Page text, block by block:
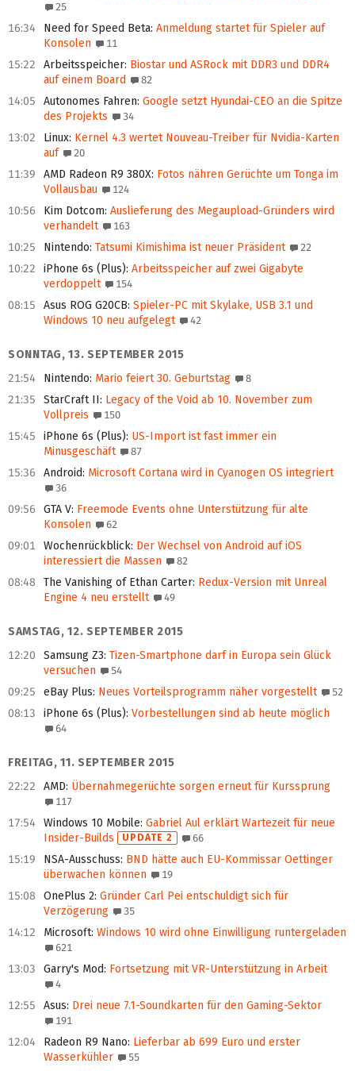
25
16:34 Need for Speed Beta: Anmeldung startet für Spieler auf
Konsolen
11
15:22 Arbeitsspeicher: Biostar und ASRock mit DDR3 und DDR4
auf einem Board
82
14:05 Autonomes Fahren: Google setzt Hyundai-CEO an die Spitze
des Projekts
34
13:02 Linux: Kernel 4.3 wertet Nouveau-Treiber für Nvidia-Karten
auf
20
11:39 AMD Radeon R9 380X: Fotos nähren Gerüchte um Tonga im
Vollausbau
124
10:56 Kim Dotcom: Auslieferung des Megaupload-Gründers wird
verhandelt
163
10:25 Nintendo: Tatsumi Kimishima ist neuer Präsident 22
10:22 iPhone 6s (Plus): Arbeitsspeicher auf zwei Gigabyte
verdoppelt
154
08:15 Asus ROG G20CB: Spieler-PC mit Skylake, USB 3.1 und
Windows 10 neu aufgelegt
42
SONNTAG, 13. SEPTEMBER 2015
21:54
Nintendo: Mario feiert 30. Geburtstag 8
21:35 StarCraft II: Legacy of the Void ab 10. November zum
Vollpreis
150
15:45 iPhone 6s (Plus): US-Import ist fast immer ein
Minusgeschäft
87
15:36 Android: Microsoft Cortana wird in Cyanogen OS integriert
36
09:56 GTA V: Freemode Events ohne Unterstützung für alte
Konsolen
62
09:01 Wochenrückblick: Der Wechsel von Android auf iOS
interessiert die Massen
82
08:48 The Vanishing of Ethan Carter: Redux-Version mit Unreal
Engine 4 neu erstellt
49
SAMSTAG, 12. SEPTEMBER 2015
12:20
Samsung Z3: Tizen-Smartphone darf in Europa sein Glück
versuchen
54
09:25 eBay Plus: Neues Vorteilsprogramm näher vorgestellt 52
08:13 iPhone 6s (Plus): Vorbestellungen sind ab heute möglich
64
FREITAG, 11. SEPTEMBER 2015
22:22
AMD: Übernahmegerüchte sorgen erneut für Kurssprung
117
17:54 Windows 10 Mobile: Gabriel Aul erklärt Wartezeit für neue
Insider-Builds
UPDATE 2 66
15:19 NSA-Ausschuss: BND hätte auch EU-Kommissar Oettinger
überwachen können
19
15:08 OnePlus 2: Gründer Carl Pei entschuldigt sich für
Verzögerung
35
14:12 Microsoft: Windows 10 wird ohne Einwilligung runtergeladen
621
13:03 Garry's Mod: Fortsetzung mit VR-Unterstützung in Arbeit
4
12:55 Asus: Drei neue 7.1-Soundkarten für den Gaming-Sektor
191
12:04 Radeon R9 Nano: Lieferbar ab 699 Euro und erster
Wasserkühler
55